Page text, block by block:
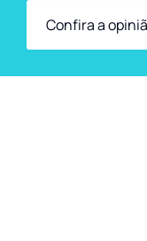
Confira a